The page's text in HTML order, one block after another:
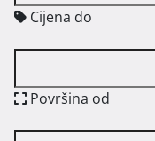
Cijena do
Površina od